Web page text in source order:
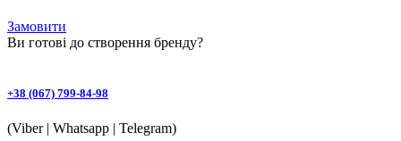
Замовити
Ви готові до створення бренду?
+38 (067) 799-84-98
(Viber | Whatsapp | Telegram)